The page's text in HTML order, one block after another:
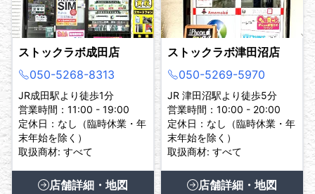
ストックラボ成田店
050-5268-8313
JR成田駅より徒歩1分
営業時間：11:00 - 19:00
定休日：なし（臨時休業・年
末年始を除く）
取扱商材: すべて
店舗詳細・地図
ストックラボ津田沼店
050-5269-5970
JR 津田沼駅より徒歩5分
営業時間：10:00 - 20:00
定休日：なし（臨時休業・年
末年始を除く）
取扱商材: すべて
店舗詳細・地図